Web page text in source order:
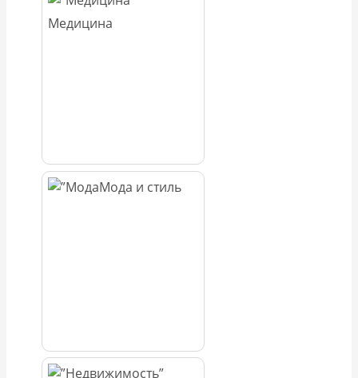
Медицина
Мода и стиль